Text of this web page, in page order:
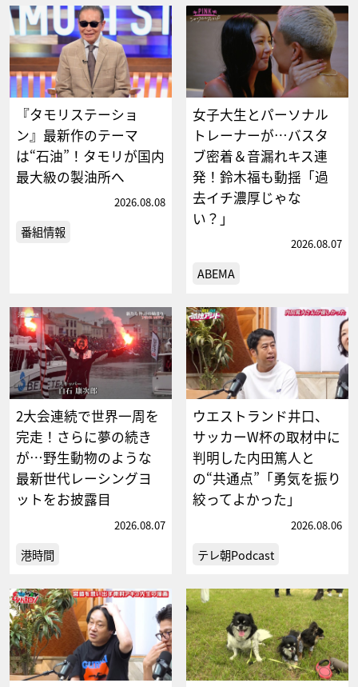
『タモリステーショ
ン』最新作のテーマ
は“石油”！タモリが国内
最大級の製油所へ
2026.08.08
番組情報
女子大生とパーソナル
トレーナーが…バスタ
ブ密着＆音漏れキス連
発！鈴木福も動揺「過
去イチ濃厚じゃな
い？」
2026.08.07
ABEMA
2大会連続で世界一周を
完走！さらに夢の続き
が…野生動物のような
最新世代レーシングヨ
ットをお披露目
2026.08.07
港時間
ウエストランド井口、
サッカーW杯の取材中に
判明した内田篤人と
の“共通点”「勇気を振り
絞ってよかった」
2026.08.06
テレ朝Podcast